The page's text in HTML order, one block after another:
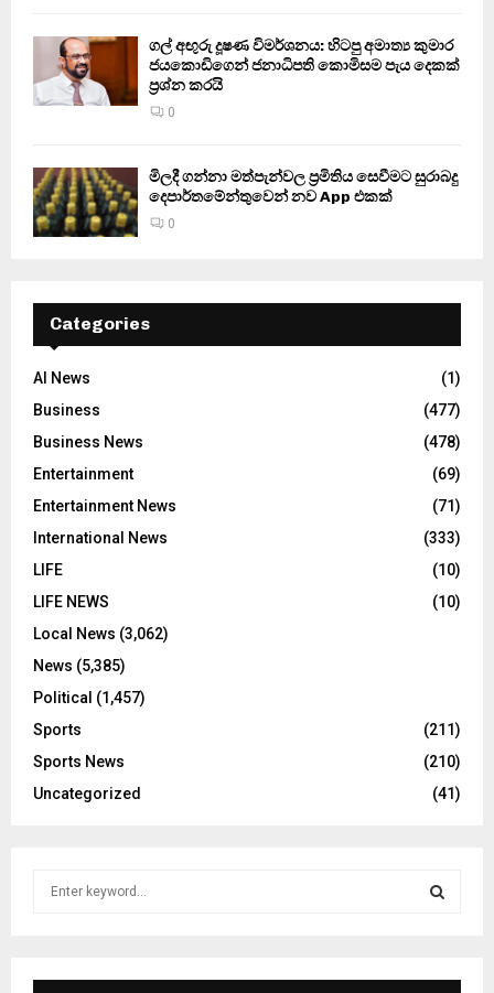
ගල් අඟුරු දූෂණ විමර්ශනය: හිටපු අමාත්‍ය කුමාර
ජයකොඩිගෙන් ජනාධිපති කොමිසම පැය දෙකක්
ප්‍රශ්න කරයි
0
මිලදී ගන්නා මත්පැන්වල ප්‍රමිතිය සෙවීමට සුරාබදු
දෙපාර්තමේන්තුවෙන් නව App එකක්
0
Categories
AI News
(1)
Business
(477)
Business News
(478)
Entertainment
(69)
Entertainment News
(71)
International News
(333)
LIFE
(10)
LIFE NEWS
(10)
Local News (3,062)
News (5,385)
Political (1,457)
Sports
(211)
Sports News
(210)
Uncategorized
(41)
E